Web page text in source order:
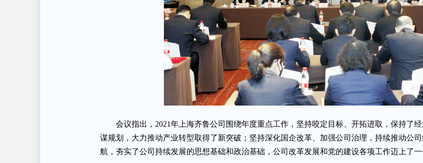
会议指出，2021年上海齐鲁公司围绕年度重点工作，坚持咬定目标、开拓进取，保持了
谋规划，大力推动产业转型取得了新突破；坚持深化国企改革、加强公司治理，持续推动公
航，夯实了公司持续发展的思想基础和政治基础，公司改革发展和党的建设各项工作迈上了一